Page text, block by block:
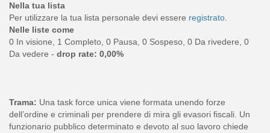
Nella tua lista
Per utilizzare la tua lista personale devi essere registrato.
Nelle liste come
0 In visione, 1 Completo, 0 Pausa, 0 Sospeso, 0 Da rivedere, 0
Da vedere - drop rate: 0,00%
Trama: Una task force unica viene formata unendo forze
dell’ordine e criminali per prendere di mira gli evasori fiscali. Un
funzionario pubblico determinato e devoto al suo lavoro chiede